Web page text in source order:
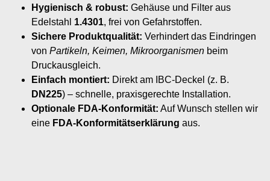
Hygienisch & robust: Gehäuse und Filter aus
Edelstahl 1.4301, frei von Gefahrstoffen.
Sichere Produktqualität: Verhindert das Eindringen
von Partikeln, Keimen, Mikroorganismen beim
Druckausgleich.
Einfach montiert: Direkt am IBC-Deckel (z. B.
DN225) – schnelle, praxisgerechte Installation.
Optionale FDA-Konformität: Auf Wunsch stellen wir
eine FDA-Konformitätserklärung aus.